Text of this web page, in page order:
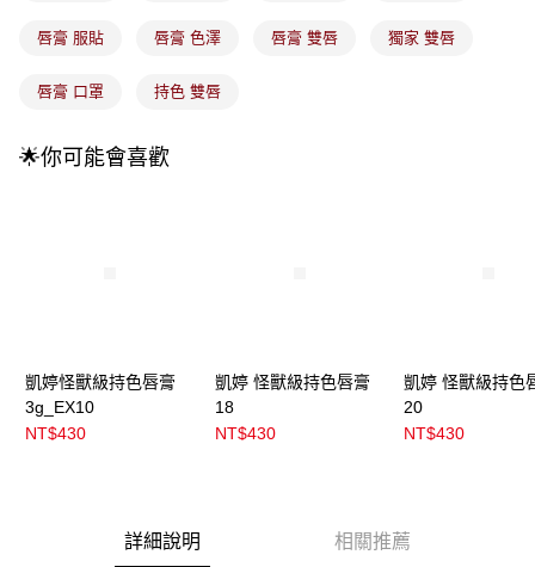
用戶於交易時，得透過本服務購買商品或服務，並由商店將買賣／分期付款
資料（包含姓名、電話或地址）提供予台灣大哥大進項蒐集、處理及利用，
每筆NT$100，滿NT$899(含以上)免運費
宅配
唇膏 服貼 唇膏 色澤 唇膏 雙唇 獨家 雙唇
唇膏 口罩 持色 雙唇
🌟你可能會喜歡
凱婷怪獸級持色唇膏
3g_EX10
NT$430
凱婷 怪獸級持色唇膏
18
NT$430
凱婷 怪獸級持色
20
NT$430
詳細說明 相關推薦